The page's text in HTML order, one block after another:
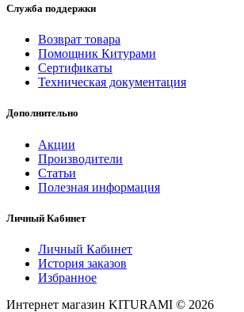
Служба поддержки
Возврат товара
Помощник Китурами
Сертификаты
Техническая документация
Дополнительно
Акции
Производители
Статьи
Полезная информация
Личный Кабинет
Личный Кабинет
История заказов
Избранное
Интернет магазин KITURAMI © 2026